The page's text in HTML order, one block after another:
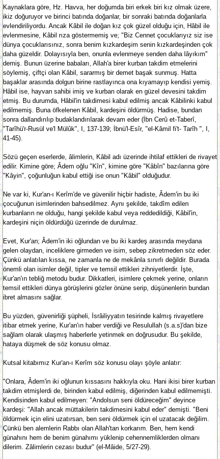
Kaynaklara göre, Hz. Havva, her doğumda biri erkek biri kız olmak üzere,
ikiz doğuruyor ve birinci batında doğanlar, bir sonraki batında doğanlarla
evlendiriliyordu. Ancak Kâbil ile doğan kız çok güzel olduğu için, Hâbil ile
evlenmesine, Kâbil rıza göstermemiş ve; "Biz Cennet çocuklarıyız siz ise
dünya çocuklarısınız, sonra benim kızkardeşim senin kızkardeşinden çok
daha güzeldir. Dolayısıyla ben, onunla evlenmeye senden daha lâyıkım"
demiş. Bunun üzerine babaları, Allah'a birer kurban takdim etmelerini
söylemiş, çiftçi olan Kâbil, sararmış bir demet başak sunmuş. Hatta
başaklar arasında dolgun birine rastlayınca ona kıyamayıp kendisi yemiş.
Hâbil ise, hayvan sahibi imiş ve kurban olarak en güzel devesini takdim
etmiş. Bu durumda, Hâbil'in takdimesi kabul edilmiş ancak Kâbilinki kabul
edilmemiş. Buna öfkelenen Kâbil, kardeşini öldürmüş. Hadise, bundan
sonra dallandırılıp budaklandırılarak devam eder (İbn Cerû et-Taberî,
"Tarîhü'r-Rusül ve'l Mülûk", I, 137-139; İbnü'l-Esîr, "el-Kâmil fi't- Tarîh ", I,
41-45).
Sözü geçen eserlerde, âlimlerin, Kâbil adı üzerinde ihtilaf ettikleri de rivayet
edilir. Kimine göre; Âdem oğlu "Kîn", kimine göre "Kâbîn" bazılarına göre
"Kâyin", çoğunluğun kabul ettiği ise onun "Kâbil" olduğudur.
Ne var ki, Kur'an-ı Kerîm'de ve güvenilir hiçbir hadiste, Âdem'in bu iki
çocuğunun isimlerinden bahsedilmez. Aynı şekilde, takdîm edilen
kurbanların ne olduğu, hangi şekilde kabul veya reddedildiği, Kâbil'in,
kardeşini niçin öldürdüğü üzerinde de durulmaz.
Evet, Kur'an; Âdem'in iki oğlundan ve bu iki kardeş arasında meydana
gelen olaydan, inceliklere girmeden ve isim, sebep zikretmeden söz eder.
Çünkü anlatılan kıssa, ne zamanla ne de mekânla sınırlı değildir. Burada
önemli olan isimler değil, tipler ve temsil ettikleri zihniyetlerdir. İşte,
Kur'an'ın tebliğ metodu budur. Dikkatleri, isimlere çekmek yerine, onların
temsil ettikleri dünya görüşlerini gözler önüne serip, düşünenlerin bundan
ibret almasını sağlar.
Bu yüzden, güvenirliği şüpheli, İsrâiliyyatın tesirinde kalmış rivayetlere
itibar etmek yerine, Kur'an'ın haber verdiği ve Resulullah (s.a.s)'dan bize
sağlam olarak ulaşmış haberlerle yetinmek en doğrusudur. Bu şekilde,
hataya düşmek de söz konusu olmaz.
Kutsal kitabımız Kur'an-ı Kerîm söz konusu olayı şöyle anlatır:
"Onlara, Âdem'in iki oğlunun kıssasını hakkıyla oku. Hani ikisi birer kurban
takdim etmişlerdi de, birinden kabul edilmiş, diğerinden kabul edilmemişti.
Kendisinden kabul edilmeyen: "Andolsun seni öldüreceğim" deyince
kardeşi: "Allah ancak müttakilerin takdimesini kabul eder" demişti. "Beni
öldürmek için elini uzatırsan, ben seni öldürmek için el uzatacak değilim.
Çünkü ben alemlerin Rabbı olan Allah'tan korkarım. Ben, hem kendi
günahını hem de benim günahımı yüklenip cehennemliklerden olmanı
dilerim. Zâlimlerin cezası budur" (el-Mâide, 5/27-29).